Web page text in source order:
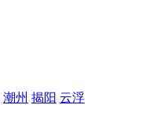
潮州 揭阳 云浮